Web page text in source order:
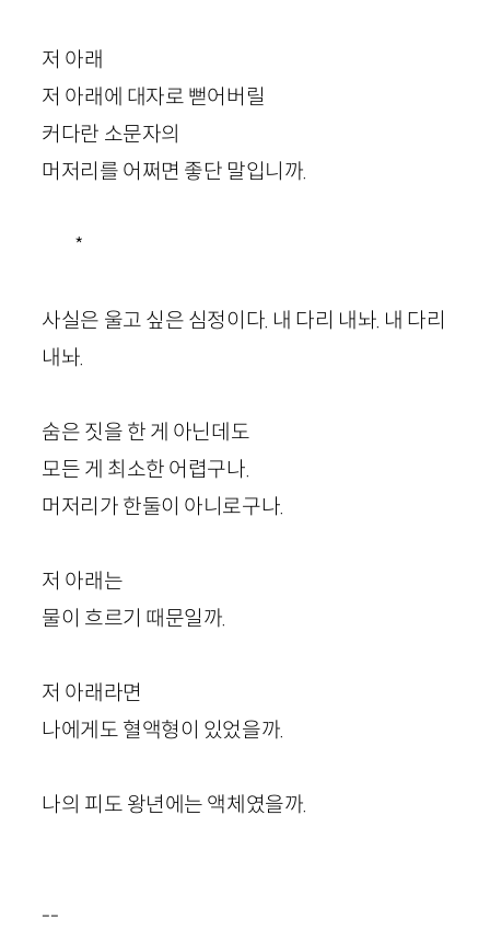
저 아래
저 아래에 대자로 뻗어버릴
커다란 소문자의
머저리를 어쩌면 좋단 말입니까.
*
사실은 울고 싶은 심정이다. 내 다리 내놔. 내 다리
내놔.
숨은 짓을 한 게 아닌데도
모든 게 최소한 어렵구나.
머저리가 한둘이 아니로구나.
저 아래는
물이 흐르기 때문일까.
저 아래라면
나에게도 혈액형이 있었을까.
나의 피도 왕년에는 액체였을까.
--